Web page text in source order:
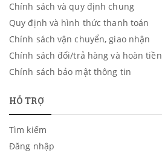
Chính sách và quy định chung
Quy định và hình thức thanh toán
Chính sách vận chuyển, giao nhận
Chính sách đổi/trả hàng và hoàn tiền
Chính sách bảo mật thông tin
HỖ TRỢ
Tìm kiếm
Đăng nhập